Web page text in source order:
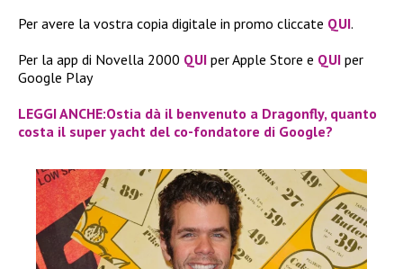
Per avere la vostra copia digitale in promo cliccate QUI.
Per la app di Novella 2000 QUI per Apple Store e QUI per
Google Play
LEGGI ANCHE:Ostia dà il benvenuto a Dragonfly, quanto
costa il super yacht del co-fondatore di Google?